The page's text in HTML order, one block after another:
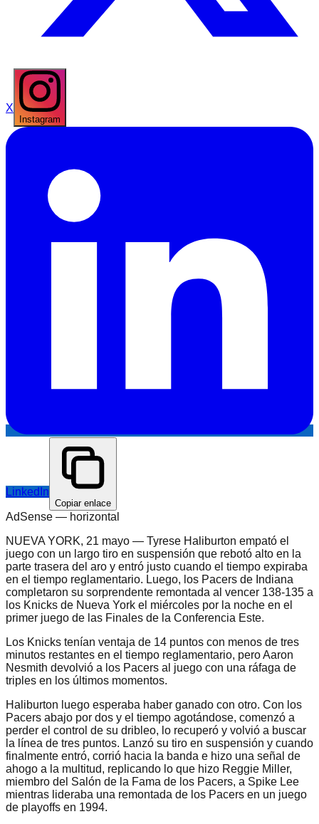
X
Instagram
LinkedIn
Copiar enlace
AdSense — horizontal
NUEVA YORK, 21 mayo — Tyrese Haliburton empató el
juego con un largo tiro en suspensión que rebotó alto en la
parte trasera del aro y entró justo cuando el tiempo expiraba
en el tiempo reglamentario. Luego, los Pacers de Indiana
completaron su sorprendente remontada al vencer 138-135 a
los Knicks de Nueva York el miércoles por la noche en el
primer juego de las Finales de la Conferencia Este.
Los Knicks tenían ventaja de 14 puntos con menos de tres
minutos restantes en el tiempo reglamentario, pero Aaron
Nesmith devolvió a los Pacers al juego con una ráfaga de
triples en los últimos momentos.
Haliburton luego esperaba haber ganado con otro. Con los
Pacers abajo por dos y el tiempo agotándose, comenzó a
perder el control de su dribleo, lo recuperó y volvió a buscar
la línea de tres puntos. Lanzó su tiro en suspensión y cuando
finalmente entró, corrió hacia la banda e hizo una señal de
ahogo a la multitud, replicando lo que hizo Reggie Miller,
miembro del Salón de la Fama de los Pacers, a Spike Lee
mientras lideraba una remontada de los Pacers en un juego
de playoffs en 1994.